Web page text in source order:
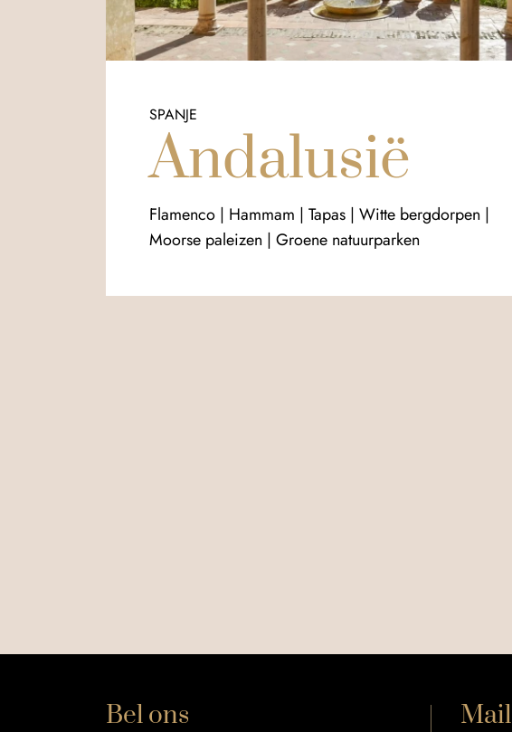
SPANJE
Andalusië
Flamenco | Hammam | Tapas | Witte bergdorpen |
Moorse paleizen | Groene natuurparken
Bel ons